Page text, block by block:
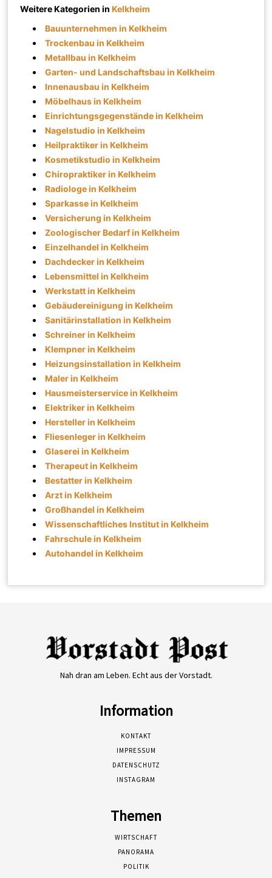
Weitere Kategorien inKelkheim
Bauunternehmen in Kelkheim
Trockenbau in Kelkheim
Metallbau in Kelkheim
Garten- und Landschaftsbau in Kelkheim
Innenausbau in Kelkheim
Möbelhaus in Kelkheim
Einrichtungsgegenstände in Kelkheim
Nagelstudio in Kelkheim
Heilpraktiker in Kelkheim
Kosmetikstudio in Kelkheim
Chiropraktiker in Kelkheim
Radiologe in Kelkheim
Sparkasse in Kelkheim
Versicherung in Kelkheim
Zoologischer Bedarf in Kelkheim
Einzelhandel in Kelkheim
Dachdecker in Kelkheim
Lebensmittel in Kelkheim
Werkstatt in Kelkheim
Gebäudereinigung in Kelkheim
Sanitärinstallation in Kelkheim
Schreiner in Kelkheim
Klempner in Kelkheim
Heizungsinstallation in Kelkheim
Maler in Kelkheim
Hausmeisterservice in Kelkheim
Elektriker in Kelkheim
Hersteller in Kelkheim
Fliesenleger in Kelkheim
Glaserei in Kelkheim
Therapeut in Kelkheim
Bestatter in Kelkheim
Arzt in Kelkheim
Großhandel in Kelkheim
Wissenschaftliches Institut in Kelkheim
Fahrschule in Kelkheim
Autohandel in Kelkheim
Nah dran am Leben. Echt aus der Vorstadt.
Information
KONTAKT
IMPRESSUM
DATENSCHUTZ
INSTAGRAM
Themen
WIRTSCHAFT
PANORAMA
POLITIK